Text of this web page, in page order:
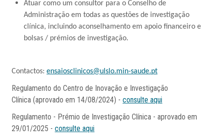
Atuar como um consultor para o Conselho de
Administração em todas as questões de investigação
clínica, incluindo aconselhamento em apoio financeiro e
bolsas / prémios de investigação.
Contactos:ensaiosclinicos@ulslo.min-saude.pt
Regulamento do Centro de Inovação e Investigação
Clínica(aprovado em 14/08/2024) -consulte aqui
Regulamento - Prémio de Investigação Clínica - aprovado em
29/01/2025 -consulte aqui